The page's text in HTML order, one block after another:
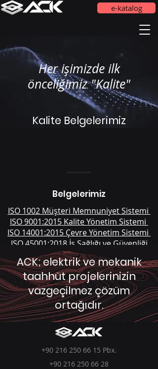
e-katalog
Her işimizde ilk
önceliğimiz "Kalite"
Kalite Belgelerimiz
Belgelerimiz
ISO 1002 Müşteri Memnuniyet Sistemi
ISO 9001:2015 Kalite Yönetim Sistemi
ISO 14001:2015 Çevre Yönetim Sistemi
ISO 45001:2018 İş Sağlığı ve Güvenliği
Yönetim Sistemi
ACK; elektrik ve mekanik
taahhüt projelerinizin
vazgeçilmez çözüm
ortağıdır.
+90 216 250 66 15 Pbx.
+90 216 250 66 28